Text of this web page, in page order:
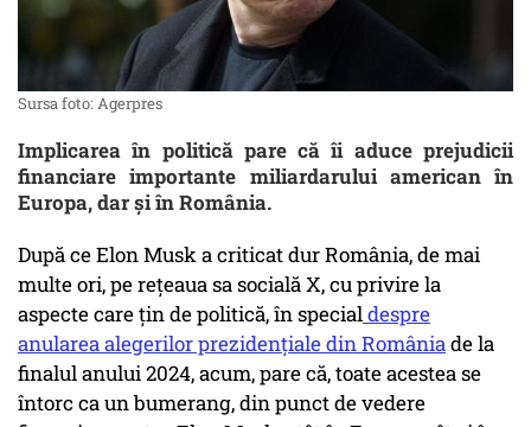
Sursa foto: Agerpres
Implicarea în politică pare că îi aduce prejudicii
financiare importante miliardarului american în
Europa, dar și în România.
După ce Elon Musk a criticat dur România, de mai
multe ori, pe rețeaua sa socială X, cu privire la
aspecte care țin de politică, în specialdespre
anularea alegerilor prezidențiale din Româniade la
finalul anului 2024, acum, pare că, toate acestea se
întorc ca un bumerang, din punct de vedere